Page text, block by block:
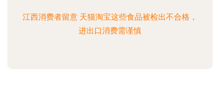
江西消费者留意 天猫淘宝这些食品被检出不合格，
进出口消费需谨慎